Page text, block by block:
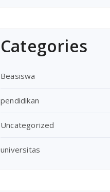
Categories
Beasiswa
pendidikan
Uncategorized
universitas